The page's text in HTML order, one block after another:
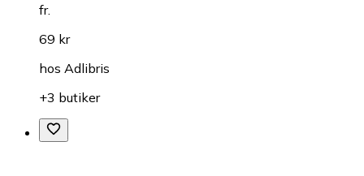
fr.
69 kr
hos Adlibris
+3 butiker